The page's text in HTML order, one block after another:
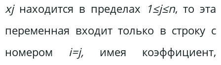
xj находится в пределах 1≤j≤n, то эта
переменная входит только в строку с
номером i=j, имея коэффициент,